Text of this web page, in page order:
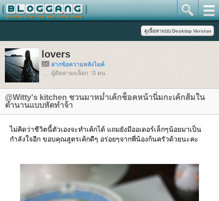
lovers
ฝากข้อความหลังไมค์
ผู้ติดตามบล็อก : 0 คน
@Witty's kitchen ชวนมาหม่ำเค้กช็อคหน้านิ่มกะเค้กส้มใน
ตำนานแบบหัดทำจ้า
ไม่คิดว่าชีวิตนี้ตัวเองจะทำเค้กได้ แถมยังมีออเดอร์เล็กๆน้อยมาเป็น
กำลังใจอีก ขอบคุณสูตรเค้กดีๆ อร่อยๆจากพี่น้องก้นครัวด้วยนะคะ